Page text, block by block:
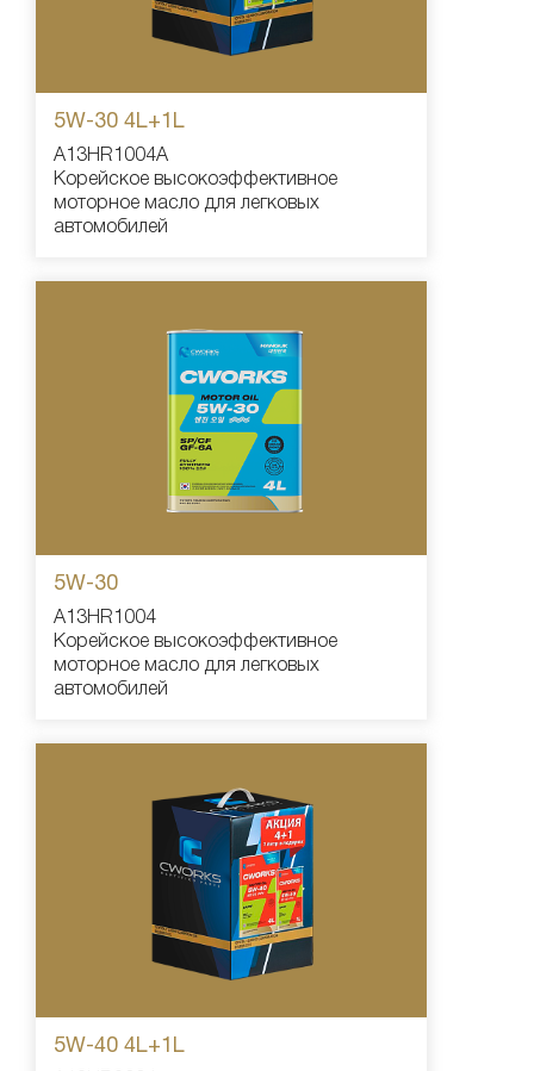
5W-30 4L+1L
A13HR1004A
Корейское высокоэффективное
моторное масло для легковых
автомобилей
5W-30
A13HR1004
Корейское высокоэффективное
моторное масло для легковых
автомобилей
5W-40 4L+1L